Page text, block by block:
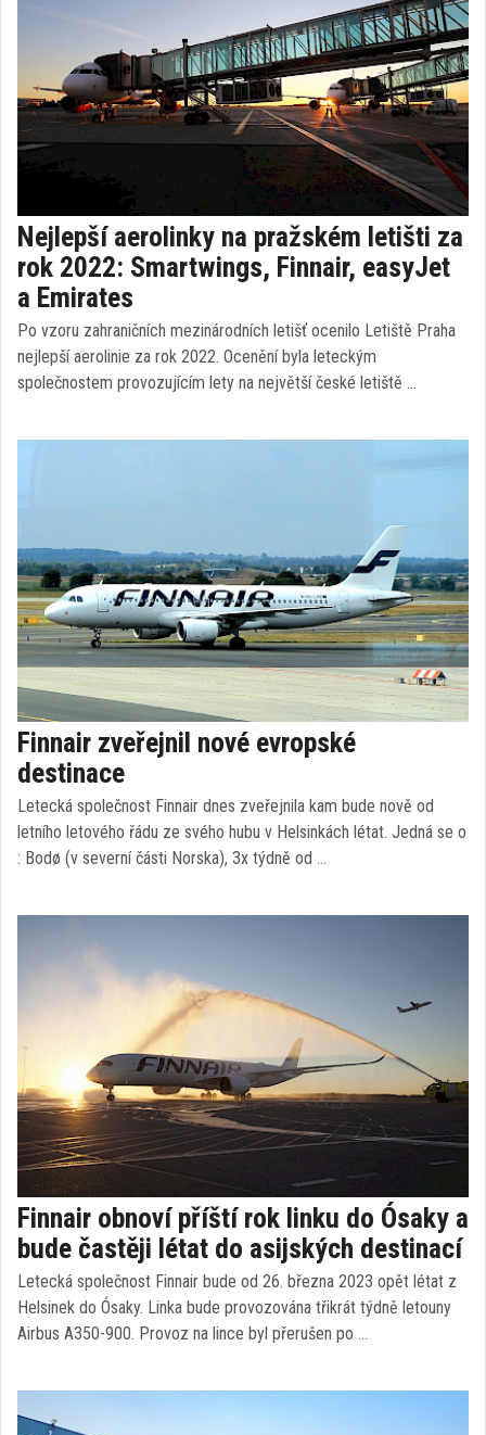
Nejlepší aerolinky na pražském letišti za
rok 2022: Smartwings, Finnair, easyJet
a Emirates
Po vzoru zahraničních mezinárodních letišť ocenilo Letiště Praha
nejlepší aerolinie za rok 2022. Ocenění byla leteckým
společnostem provozujícím lety na největší české letiště …
Finnair zveřejnil nové evropské
destinace
Letecká společnost Finnair dnes zveřejnila kam bude nově od
letního letového řádu ze svého hubu v Helsinkách létat. Jedná se o
: Bodø (v severní části Norska), 3x týdně od …
Finnair obnoví příští rok linku do Ósaky a
bude častěji létat do asijských destinací
Letecká společnost Finnair bude od 26. března 2023 opět létat z
Helsinek do Ósaky. Linka bude provozována třikrát týdně letouny
Airbus A350-900. Provoz na lince byl přerušen po …